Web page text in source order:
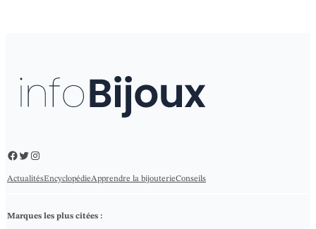
Facebook
Twitter
Instagram
ActualitésEncyclopédieApprendre la bijouterieConseils
Marques les plus citées :